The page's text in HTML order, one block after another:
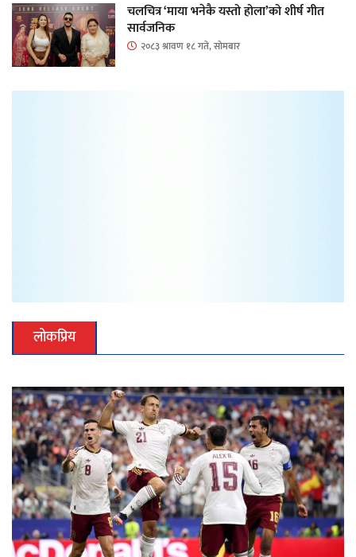
चलचित्र ‘माया भनेकै यस्तो होला’को शीर्ष गीत
सार्वजनिक
२०८३ श्रावण १८ गते, सोमबार
लोकप्रिय